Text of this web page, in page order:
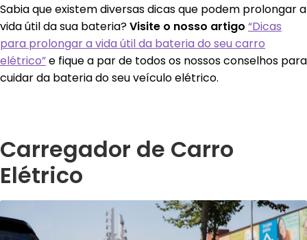
Sabia que existem diversas dicas que podem prolongar a
vida útil da sua bateria?Visite o nosso artigo “Dicas
para prolongar a vida útil da bateria do seu carro
elétrico”e fique a par de todos os nossos conselhos para
cuidar da bateria do seu veículo elétrico.
Carregador de Carro
Elétrico